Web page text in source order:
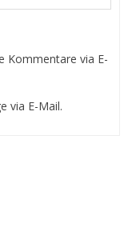
Kommentare via E-
via E-Mail.